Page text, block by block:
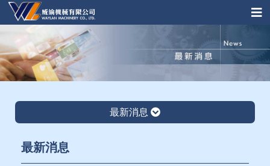
最新消息
最新消息